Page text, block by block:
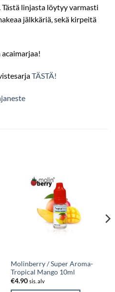
linjasta löytyy varmasti
jälkkäriä, sekä kirpeitä
TÄSTÄ!
Molinberry / Super Aroma-
Tropical Mango 10ml
€4.90 sis. alv